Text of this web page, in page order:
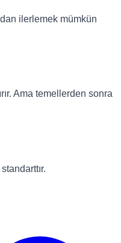
ilerlemek mümkün
Ama temellerden sonra